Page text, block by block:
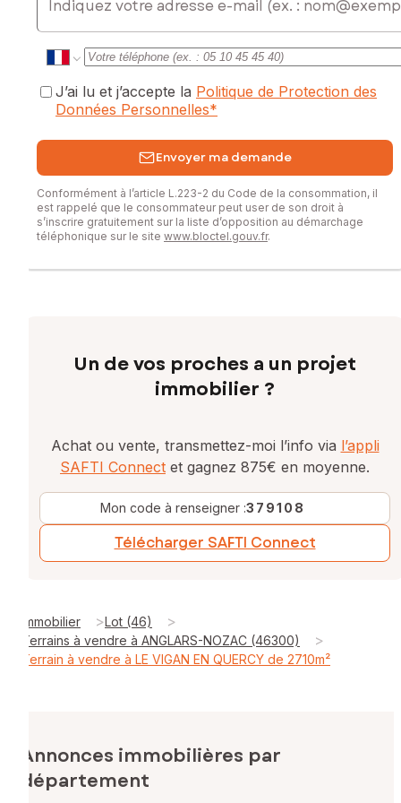
J’ai lu et j’accepte la Politique de Protection des
Données Personnelles*
Envoyer ma demande
Conformément à l’article L.223-2 du Code de la consommation, il
est rappelé que le consommateur peut user de son droit à
s’inscrire gratuitement sur la liste d’opposition au démarchage
téléphonique sur le site www.bloctel.gouv.fr.
Un de vos proches a un projet
immobilier ?
Achat ou vente, transmettez-moi l’info via l’appli
SAFTI Connect et gagnez 875€ en moyenne.
Mon code à renseigner :379108
Télécharger SAFTI Connect
Immobilier >Lot (46) >
Terrains à vendre à ANGLARS-NOZAC (46300) >
Terrain à vendre à LE VIGAN EN QUERCY de 2710m²
Annonces immobilières par
département